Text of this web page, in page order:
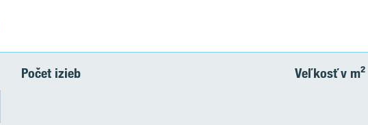
Počet izieb Veľkosť v m²